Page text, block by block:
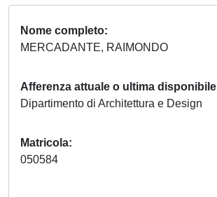
Nome completo
MERCADANTE, RAIMONDO
Afferenza attuale o ultima disponibile
Dipartimento di Architettura e Design
Matricola
050584